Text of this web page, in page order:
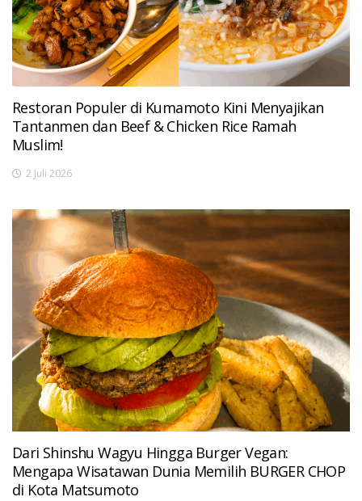
Restoran Populer di Kumamoto Kini Menyajikan
Tantanmen dan Beef & Chicken Rice Ramah
Muslim!
2 Juli 2026
Dari Shinshu Wagyu Hingga Burger Vegan:
Mengapa Wisatawan Dunia Memilih BURGER CHOP
di Kota Matsumoto